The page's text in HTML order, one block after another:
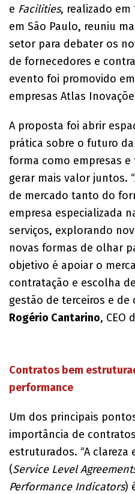
e Facilities, realizado em
em São Paulo, reuniu
setor para debater os
de fornecedores e
evento foi promovido
empresas Atlas
A proposta foi abrir
prática sobre o futuro
forma como empresas
gerar mais valor juntos.
de mercado tanto do
empresa especializada
serviços, explorando
novas formas de olhar
objetivo é apoiar o
contratação e escolha
gestão de terceiros e de
Rogério Cantarino, CEO
Contratos bem
performance
Um dos principais
importância de
estruturados. “A clareza
(Service Level
Performance Indicators)